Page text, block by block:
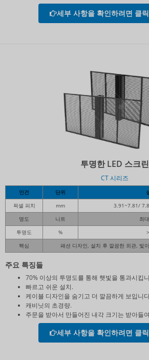
세부 사항을 확인하려면 클
투명한 LED 스크린
CT 시리즈
안건 단위
픽셀 피치
mm
3.91~7.81/
명도
니트
최
투명도
%
핵심
패션 디자인, 설치 후 깔끔한 외관, 빛
주요 특징들
70% 이상의 투명도를 통해 햇빛을 통과시킵
빠르고 쉬운 설치.
케이블 디자인을 숨기고 더 깔끔하게 보입니
캐비닛의 초경량.
주문을 받아서 만들어진 내각 크기는 받아들
세부 사항을 확인하려면 클